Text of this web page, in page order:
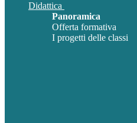
Didattica
Panoramica
Offerta formativa
I progetti delle classi